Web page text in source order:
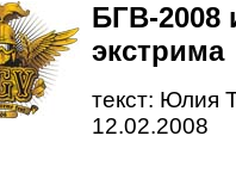
БГВ-2008
экстрима
текст: Юлия
12.02.2008